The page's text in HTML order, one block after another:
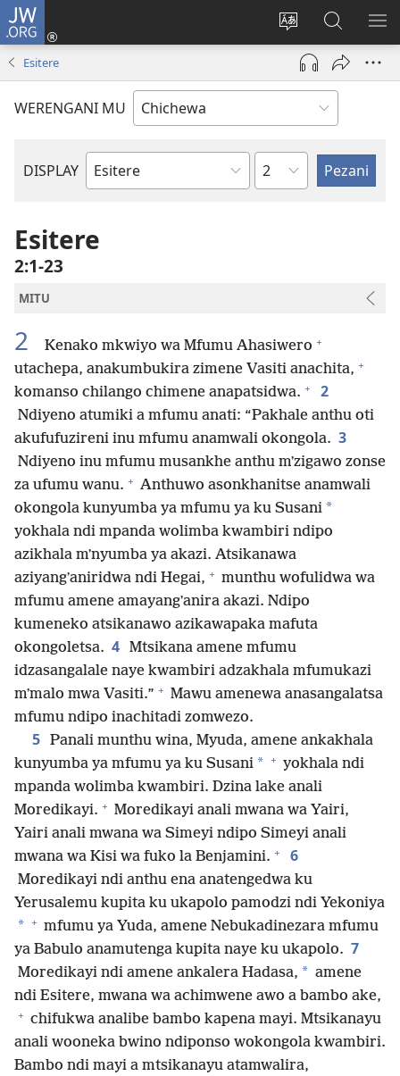
JW.ORG
Sinthani
chinenero
cha
webusaitiyi
Lowani
(imatsegula
tsamba
Fufuzani
pa
JW.ORG
Esitere
WERENGANI MU
DISPLAY
Buku
Chaputala
Esitere
2:1-23
MITU
2 Kenako mkwiyo wa Mfumu Ahasiwero +
utachepa, anakumbukira zimene Vasiti anachita, +
komanso chilango chimene anapatsidwa. + 2
Ndiyeno atumiki a mfumu anati: “Pakhale anthu oti
akufufuzireni inu mfumu anamwali okongola. 3
Ndiyeno inu mfumu musankhe anthu mʼzigawo zonse
za ufumu wanu. + Anthuwo asonkhanitse anamwali
okongola kunyumba ya mfumu ya ku Susani *
yokhala ndi mpanda wolimba kwambiri ndipo
azikhala mʼnyumba ya akazi. Atsikanawa
aziyangʼaniridwa ndi Hegai, + munthu wofulidwa wa
mfumu amene amayangʼanira akazi. Ndipo
kumeneko atsikanawo azikawapaka mafuta
okongoletsa. 4 Mtsikana amene mfumu
idzasangalale naye kwambiri adzakhala mfumukazi
mʼmalo mwa Vasiti.” + Mawu amenewa anasangalatsa
mfumu ndipo inachitadi zomwezo.
5 Panali munthu wina, Myuda, amene ankakhala
kunyumba ya mfumu ya ku Susani * + yokhala ndi
mpanda wolimba kwambiri. Dzina lake anali
Moredikayi. + Moredikayi anali mwana wa Yairi,
Yairi anali mwana wa Simeyi ndipo Simeyi anali
mwana wa Kisi wa fuko la Benjamini. + 6
Moredikayi ndi anthu ena anatengedwa ku
Yerusalemu kupita ku ukapolo pamodzi ndi Yekoniya
* + mfumu ya Yuda, amene Nebukadinezara mfumu
ya Babulo anamutenga kupita naye ku ukapolo. 7
Moredikayi ndi amene ankalera Hadasa, * amene
ndi Esitere, mwana wa achimwene awo a bambo ake,
+ chifukwa analibe bambo kapena mayi. Mtsikanayu
anali wooneka bwino ndiponso wokongola kwambiri.
Bambo ndi mayi a mtsikanayu atamwalira,